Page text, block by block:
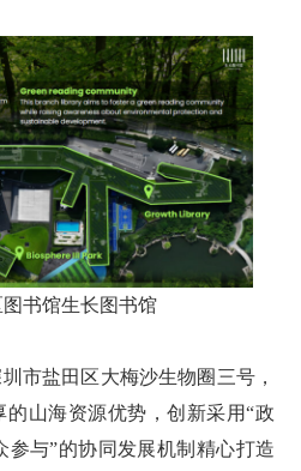
书馆生长图书馆
市盐田区大梅沙生物圈三号，
山海资源优势，创新采用“政
参与”的协同发展机制精心打造